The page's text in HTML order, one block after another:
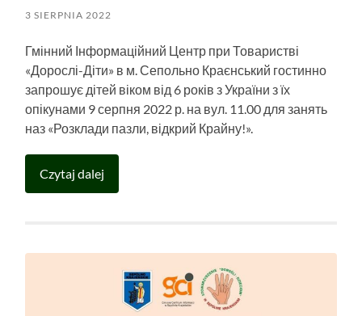
3 SIERPNIA 2022
Гмінний Інформаційний Центр при Товаристві
«Дорослі-Діти» в м. Сепольно Краєнський гостинно
запрошує дітей віком від 6 років з України з їх
опікунами 9 серпня 2022 р. на вул. 11.00 для занять
наз «Розклади пазли, відкрий Крайну!».
Czytaj dalej